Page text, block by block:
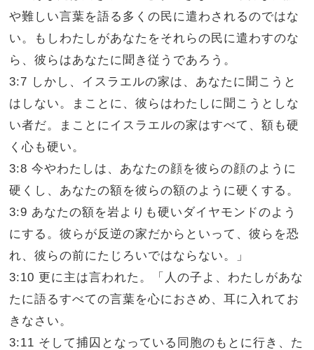
や難しい言葉を語る多くの民に遣わされるのではな
い。もしわたしがあなたをそれらの民に遣わすのな
ら、彼らはあなたに聞き従うであろう。
3:7 しかし、イスラエルの家は、あなたに聞こうと
はしない。まことに、彼らはわたしに聞こうとしな
い者だ。まことにイスラエルの家はすべて、額も硬
く心も硬い。
3:8 今やわたしは、あなたの顔を彼らの顔のように
硬くし、あなたの額を彼らの額のように硬くする。
3:9 あなたの額を岩よりも硬いダイヤモンドのよう
にする。彼らが反逆の家だからといって、彼らを恐
れ、彼らの前にたじろいではならない。」
3:10 更に主は言われた。「人の子よ、わたしがあな
たに語るすべての言葉を心におさめ、耳に入れてお
きなさい。
3:11 そして捕囚となっている同胞のもとに行き、た